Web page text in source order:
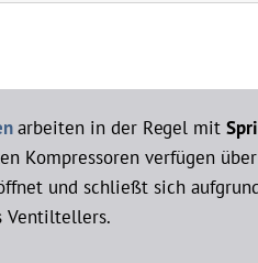
arbeiten in der Regel mit
Kompressoren verfügen
und schließt sich
Ventiltellers.